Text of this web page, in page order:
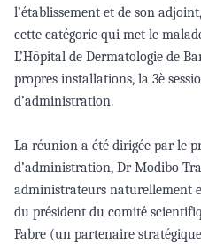
l’établissement et de son
cette catégorie qui met le
L’Hôpital de Dermatologie de
propres installations, la 3è
d’administration.
La réunion a été dirigée par le
d’administration, Dr Modibo
administrateurs naturellement
du président du comité
Fabre (un partenaire